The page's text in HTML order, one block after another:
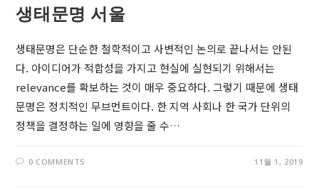
생태문명 서울
생태문명은 단순한 철학적이고 사변적인 논의로 끝나서는 안된
다. 아이디어가 적합성을 가지고 현실에 실현되기 위해서는
relevance를 확보하는 것이 매우 중요하다. 그렇기 때문에 생태
문명은 정치적인 무브먼트이다. 한 지역 사회나 한 국가 단위의
정책을 결정하는 일에 영향을 줄 수…
0 COMMENTS 11월 1, 2019